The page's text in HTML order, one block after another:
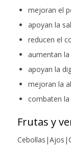
mejoran el
apoyan la
reducen el
aumentan
apoyan la
mejoran la
combaten
Frutas y